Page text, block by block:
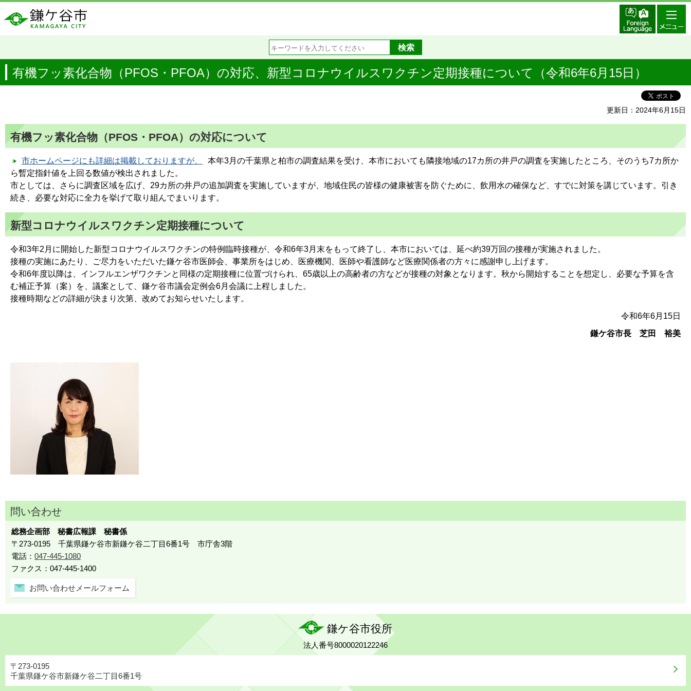
有機フッ素化合物（PFOS・PFOA）の対応、新型コロナウイルスワクチン定期接種について（令和6年6月15日）
更新日：2024年6月15日
有機フッ素化合物（PFOS・PFOA）の対応について
市ホームページにも詳細は掲載しておりますが、
本年3月の千葉県と柏市の調査結果を受け、本市においても隣接地域の17カ所の井戸の調査を実施したところ、そのうち7カ所か
ら暫定指針値を上回る数値が検出されました。
市としては、さらに調査区域を広げ、29カ所の井戸の追加調査を実施していますが、地域住民の皆様の健康被害を防ぐために、飲用水の確保など、すでに対策を講じています。引き
続き、必要な対応に全力を挙げて取り組んでまいります。
新型コロナウイルスワクチン定期接種について
令和3年2月に開始した新型コロナウイルスワクチンの特例臨時接種が、令和6年3月末をもって終了し、本市においては、延べ約39万回の接種が実施されました。
接種の実施にあたり、ご尽力をいただいた鎌ケ谷市医師会、事業所をはじめ、医療機関、医師や看護師など医療関係者の方々に感謝申し上げます。
令和6年度以降は、インフルエンザワクチンと同様の定期接種に位置づけられ、65歳以上の高齢者の方などが接種の対象となります。秋から開始することを想定し、必要な予算を含
む補正予算（案）を、議案として、鎌ケ谷市議会定例会6月会議に上程しました。
接種時期などの詳細が決まり次第、改めてお知らせいたします。
令和6年6月15日
鎌ケ谷市長 芝田 裕美
問い合わせ
総務企画部 秘書広報課 秘書係
〒273-0195 千葉県鎌ケ谷市新鎌ケ谷二丁目6番1号 市庁舎3階
電話： 047-445-1080
ファクス：047-445-1400
お問い合わせメールフォーム
鎌ケ谷市役所
法人番号8000020122246
〒273-0195
千葉県鎌ケ谷市新鎌ケ谷二丁目6番1号